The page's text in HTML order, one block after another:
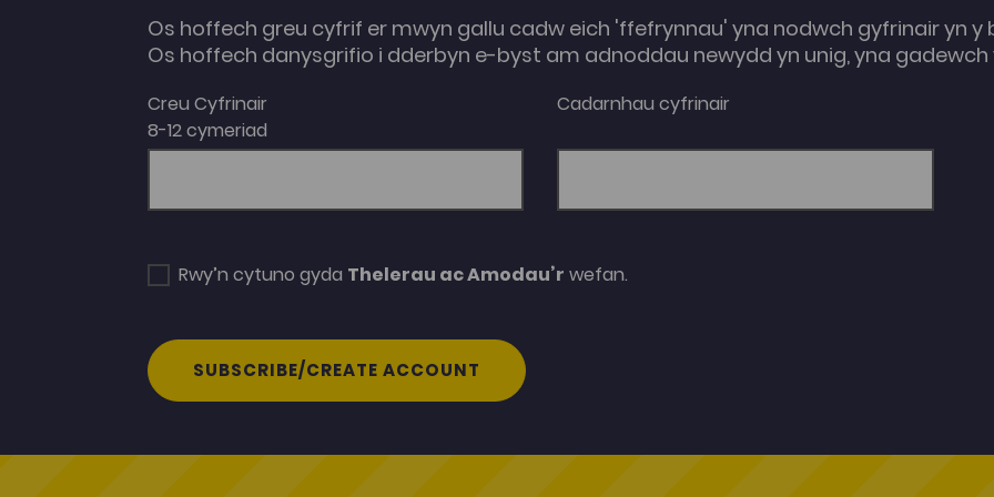
Os hoffech greu cyfrif er mwyn gallu cadw eich 'ffefrynnau' yna nodwch gyfrinair yn y
Os hoffech danysgrifio i dderbyn e-byst am adnoddau newydd yn unig, yna gadewch
Creu Cyfrinair
8-12 cymeriad
Cadarnhau cyfrinair
Rwy’n cytuno gyda Thelerau ac Amodau’r wefan.
SUBSCRIBE/CREATE ACCOUNT